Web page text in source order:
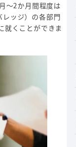
～2か月間程度は
ッジ）の各部門
就くことができま